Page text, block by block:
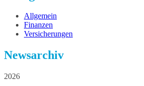
Allgemein
Finanzen
Versicherungen
Newsarchiv
2026